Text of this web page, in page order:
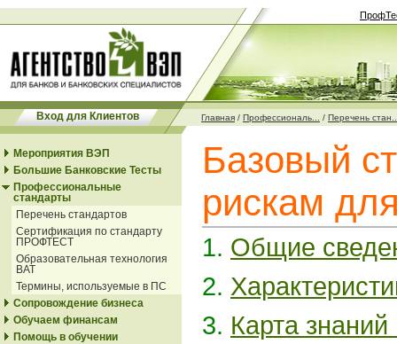
Вход для Клиентов Главная / Профессиональ... / Перечень
Мероприятия ВЭП
Большие Банковские Тесты
Профессиональные
стандарты
Перечень стандартов
Сертификация по стандарту
ПРОФТЕСТ
Образовательная технология
ВАТ
Термины, используемые в ПС
Сопровождение бизнеса
Обучаем финансам
Помощь в обучении
Базовый
рискам
1. Общие
2.
3. Карта